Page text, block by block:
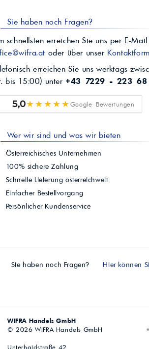
Sie haben noch Fragen?
schnellsten erreichen Sie uns per E-
oder über unser
erreichen Sie uns werktags
bis 15:00) unter +43 7229 - 223 68
5,0★★★★★Google Bewertungen
Wer wir sind und was wir bieten
Österreichisches Unternehmen
100% sichere Zahlung
Schnelle Lieferung österreichweit
Einfacher Bestellvorgang
Persönlicher Kundenservice
Sie haben noch Fragen? Hier können
WIFRA Handels GmbH
© 2026 WIFRA Handels GmbH
Unterhaidstraße 42